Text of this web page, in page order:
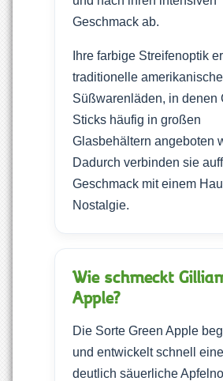
Geschmack ab.
Ihre farbige Streifenoptik
traditionelle amerikanische
Süßwarenläden, in denen
Sticks häufig in großen
Glasbehältern angeboten
Dadurch verbinden sie
Geschmack mit einem
Nostalgie.
Wie schmeckt
Apple?
Die Sorte Green Apple
und entwickelt schnell
deutlich säuerliche